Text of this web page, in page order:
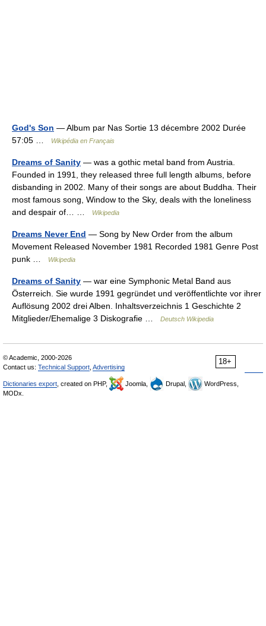
God's Son — Album par Nas Sortie 13 décembre 2002 Durée
57:05 …
Wikipédia en Français
Dreams of Sanity — was a gothic metal band from Austria.
Founded in 1991, they released three full length albums, before
disbanding in 2002. Many of their songs are about Buddha. Their
most famous song, Window to the Sky, deals with the loneliness
and despair of… …
Wikipedia
Dreams Never End — Song by New Order from the album
Movement Released November 1981 Recorded 1981 Genre Post
punk …
Wikipedia
Dreams of Sanity — war eine Symphonic Metal Band aus
Österreich. Sie wurde 1991 gegründet und veröffentlichte vor ihrer
Auflösung 2002 drei Alben. Inhaltsverzeichnis 1 Geschichte 2
Mitglieder/Ehemalige 3 Diskografie …
Deutsch Wikipedia
18+
© Academic, 2000-2026
Contact us: Technical Support Advertising
Dictionaries export , created on PHP, Joomla, Drupal,
WordPress,
MODx.